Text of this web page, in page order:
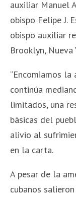
auxiliar Manuel
obispo Felipe J.
obispo auxiliar
Brooklyn, Nueva
“Encomiamos la
continúa
limitados, una
básicas del
alivio al
en la carta.
A pesar de la
cubanos